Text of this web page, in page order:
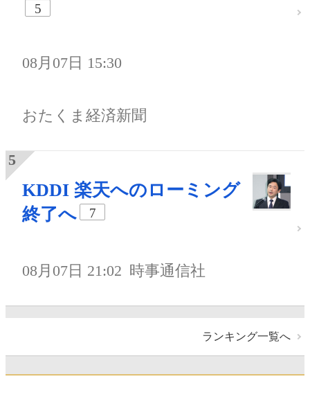
5
08月07日 15:30
おたくま経済新聞
KDDI 楽天へのローミング
終了へ
7
08月07日 21:02 時事通信社
ランキング一覧へ